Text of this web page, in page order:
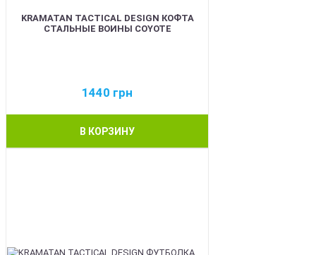
KRAMATAN TACTICAL DESIGN КОФТА
СТАЛЬНЫЕ ВОИНЫ COYOTE
1440 грн
В КОРЗИНУ